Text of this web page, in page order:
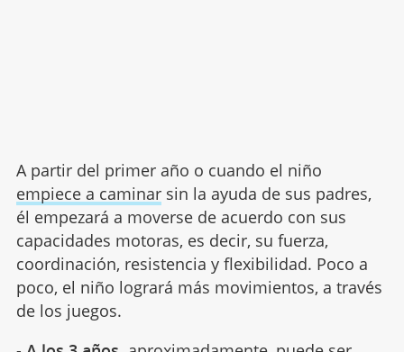
A partir del primer año o cuando el niño
empiece a caminarsin la ayuda de sus padres,
él empezará a moverse de acuerdo con sus
capacidades motoras, es decir, su fuerza,
coordinación, resistencia y flexibilidad. Poco a
poco, el niño logrará más movimientos, a través
de los juegos.